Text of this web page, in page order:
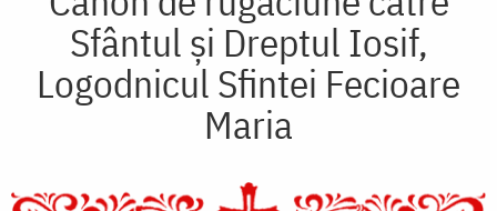
Sfântul şi Dreptul Iosif,
Logodnicul Sfintei Fecioare
Maria